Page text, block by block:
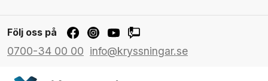
Följ oss på
0700-34 00 00 info@kryssningar.se